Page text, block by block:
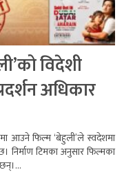
विदेशी
अधिकार
आउने फिल्म ‘बेहुली’ले स्वदेशमा
छ। निर्माण टिमका अनुसार फिल्मका